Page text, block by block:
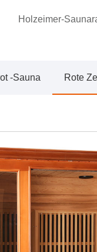
Holzeimer-
-Sauna Rote